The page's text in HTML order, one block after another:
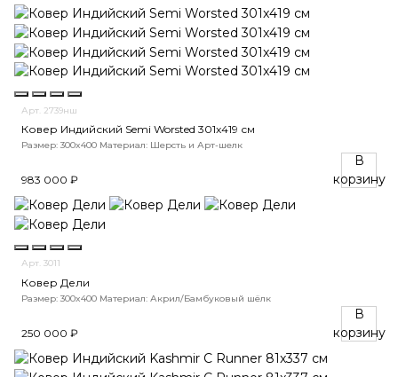
Арт. 2739нш
Ковер Индийский Semi Worsted 301x419 см
Размер: 300x400 Материал: Шерсть и Арт-шелк
983 000 ₽
В
корзину
Арт. 3011
Ковер Дели
Размер: 300x400 Материал: Акрил/Бамбуковый шёлк
250 000 ₽
В
корзину